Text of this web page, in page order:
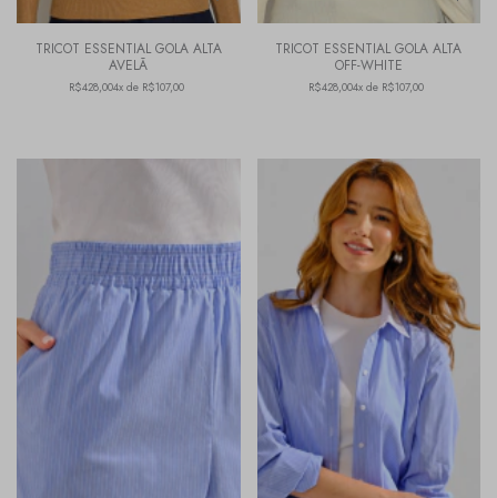
TRICOT ESSENTIAL GOLA ALTA
AVELÃ
R$428,004x de R$107,00
TRICOT ESSENTIAL GOLA ALTA
OFF-WHITE
R$428,004x de R$107,00